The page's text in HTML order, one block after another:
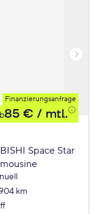
Finanzierungsanfrage
85 € / mtl.
Space Star
km